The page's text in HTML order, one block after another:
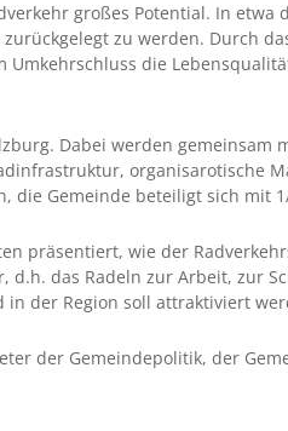
großes Potential. In
zu werden. Durch
die
Dabei werden
organisarotische
die Gemeinde beteiligt sich mit
präsentiert, wie der
das Radeln zur Arbeit, zur
der Region soll attraktiviert
der Gemeindepolitik, der